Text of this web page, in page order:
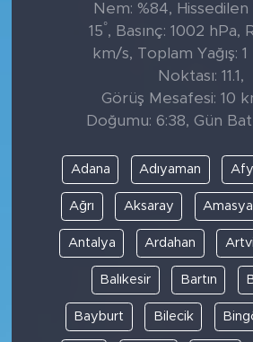
Nem: %84, Hissedilen
15°, Basınç: 1002 hPa,
km/s, Toplam Yağış:
Noktası: 11.1,
Görüş Mesafesi: 10
Doğumu: 6:38, Gün
Adana Adıyaman
Ağrı Aksaray Amasya
Antalya Ardahan
Balıkesir Bartın
Bayburt Bilecik